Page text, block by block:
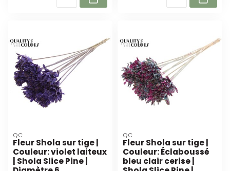
QC
Fleur Shola sur tige |
Couleur: violet laiteux
| Shola Slice Pine |
QC
Fleur Shola sur tige |
Couleur: Éclaboussé
bleu clair cerise |